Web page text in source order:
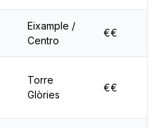
Eixample /
Centro
€€
Torre
Glòries
€€